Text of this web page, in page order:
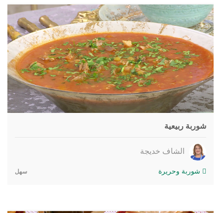
شوربة ربيعية
الشاف خديجة
شوربة وحريرة سهل